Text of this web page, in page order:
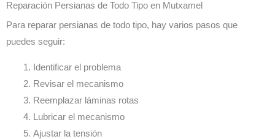
Reparación Persianas de Todo Tipo en Mutxamel
Para reparar persianas de todo tipo, hay varios pasos que
puedes seguir:
Identificar el problema
Revisar el mecanismo
Reemplazar láminas rotas
Lubricar el mecanismo
Ajustar la tensión